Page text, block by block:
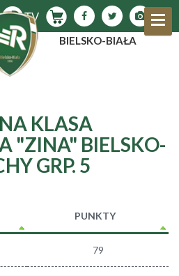
BIELSKO-BIAŁA
KLASA
"ZINA" BIELSKO-
GRP. 5
PUNKTY
79